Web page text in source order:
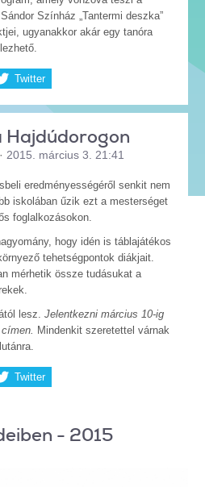
Színház „Tantermi deszka”
ugyanakkor akár egy tanóra
Twitter
Hajdúdorogon
· 2015. március 3. 21:41
eredményességéről senkit nem
iskolában űzik ezt a mesterséget
foglalkozásokon.
hogy idén is táblajátékos
tehetségpontok diákjait.
mérhetik össze tudásukat a
lesz. Jelentkezni március 10-ig
címen. Mindenkit szeretettel várnak
Twitter
- 2015